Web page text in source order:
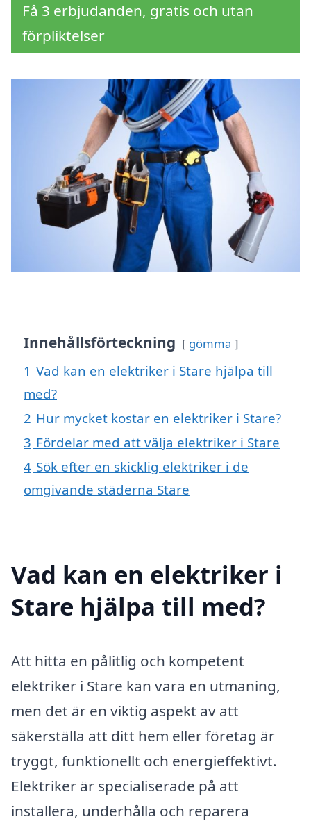
Få 3 erbjudanden, gratis och utan
förpliktelser
Innehållsförteckning gömma
1 Vad kan en elektriker i Stare hjälpa till
med?
2 Hur mycket kostar en elektriker i Stare?
3 Fördelar med att välja elektriker i Stare
4 Sök efter en skicklig elektriker i de
omgivande städerna Stare
Vad kan en elektriker i
Stare hjälpa till med?
Att hitta en pålitlig och kompetent
elektriker i Stare kan vara en utmaning,
men det är en viktig aspekt av att
säkerställa att ditt hem eller företag är
tryggt, funktionellt och energieffektivt.
Elektriker är specialiserade på att
installera, underhålla och reparera